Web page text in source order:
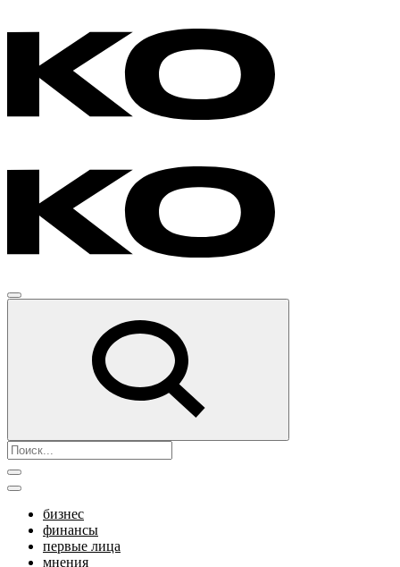
бизнес
финансы
первые лица
мнения